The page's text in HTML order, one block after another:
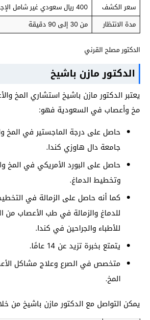
سعر الكشف
400 ريال سعودي غير شامل الإجراءات
مدة الانتظار
من 30 إلى 90 دقيقة
الدكتور مصلح القرني
الدكتور مازن باشيخ
يعتبر الدكتور مازن باشيخ استشاري المخ
مخ وأعصاب في السعودية فهو:
حاصل على درجة الماجستير في المخ
جامعة دال هاوزي كندا.
حاصل على البورد الأمريكي في المخ
وتخطيط الدماغ.
كما أنه حاصل على الزمالة في
للدماغ والزمالة في طب الأعصاب من
للأطباء والجراحين في كندا.
يتمتع بخبرة تزيد عن 14 عامًا.
متخصص في الصرع وعلاج مشاكل
المخ.
يمكن التواصل مع الدكتور مازن باشيخ من